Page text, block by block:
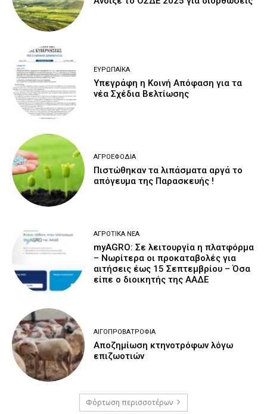
ΕΥΡΩΠΑΪΚΆ
Υπεγράφη η Κοινή Απόφαση για τα
νέα Σχέδια Βελτίωσης
ΑΓΡΟΕΦΌΔΙΑ
Πιστώθηκαν τα λιπάσματα αργά το
απόγευμα της Παρασκευής !
ΑΓΡΟΤΙΚΆ ΝΈΑ
myAGRO: Σε λειτουργία η πλατφόρμα
– Νωρίτερα οι προκαταβολές για
αιτήσεις έως 15 Σεπτεμβρίου – Όσα
είπε ο διοικητής της ΑΑΔΕ
ΑΙΓΟΠΡΟΒΑΤΡΟΦΊΑ
Αποζημίωση κτηνοτρόφων λόγω
επιζωοτιών
Φόρτωση περισσοτέρων